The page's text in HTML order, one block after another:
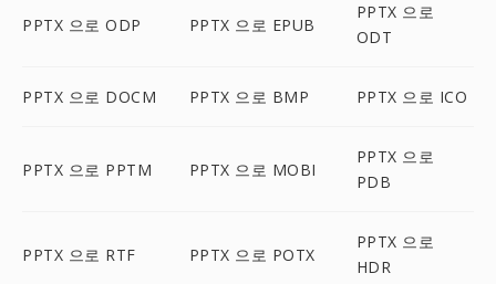
PPTX 으로 ODP PPTX 으로 EPUB
PPTX 으로
ODT
PPTX 으로 DOCM PPTX 으로 BMP PPTX 으로 ICO
PPTX 으로 PPTM PPTX 으로 MOBI
PPTX 으로
PDB
PPTX 으로 RTF PPTX 으로 POTX
PPTX 으로
HDR